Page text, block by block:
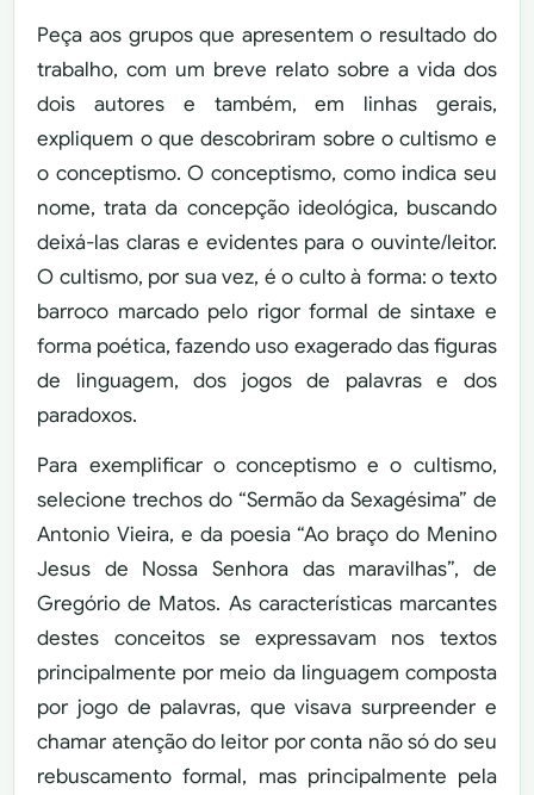
Peça aos grupos que apresentem o resultado do
trabalho, com um breve relato sobre a vida dos
dois autores e também, em linhas gerais,
expliquem o que descobriram sobre o cultismo e
o conceptismo. O conceptismo, como indica seu
nome, trata da concepção ideológica, buscando
deixá-las claras e evidentes para o ouvinte/leitor.
O cultismo, por sua vez, é o culto à forma: o texto
barroco marcado pelo rigor formal de sintaxe e
forma poética, fazendo uso exagerado das figuras
de linguagem, dos jogos de palavras e dos
paradoxos.
Para exemplificar o conceptismo e o cultismo,
selecione trechos do “Sermão da Sexagésima” de
Antonio Vieira, e da poesia “Ao braço do Menino
Jesus de Nossa Senhora das maravilhas”, de
Gregório de Matos. As características marcantes
destes conceitos se expressavam nos textos
principalmente por meio da linguagem composta
por jogo de palavras, que visava surpreender e
chamar atenção do leitor por conta não só do seu
rebuscamento formal, mas principalmente pela